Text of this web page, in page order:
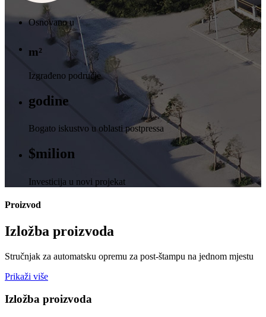
Osnovano u
m²
Izgrađeno područje
godine
Bogato iskustvo u oblasti postpressa
$milion
Investicija u novi projekat
Proizvod
Izložba proizvoda
Stručnjak za automatsku opremu za post-štampu na jednom mjestu
Prikaži više
Izložba proizvoda